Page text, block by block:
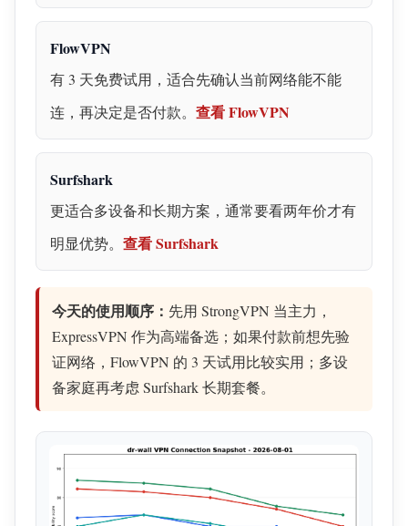
FlowVPN
有 3 天免费试用，适合先确认当前网络能不能
连，再决定是否付款。 查看 FlowVPN
Surfshark
更适合多设备和长期方案，通常要看两年价才有
明显优势。 查看 Surfshark
今天的使用顺序： 先用 StrongVPN 当主力，
ExpressVPN 作为高端备选；如果付款前想先验
证网络，FlowVPN 的 3 天试用比较实用；多设
备家庭再考虑 Surfshark 长期套餐。